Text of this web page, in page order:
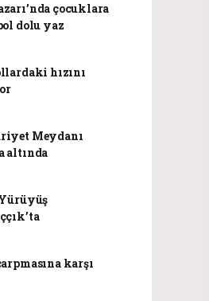
çocuklara
dolu yaz
hızını
Meydanı
altında
karşı